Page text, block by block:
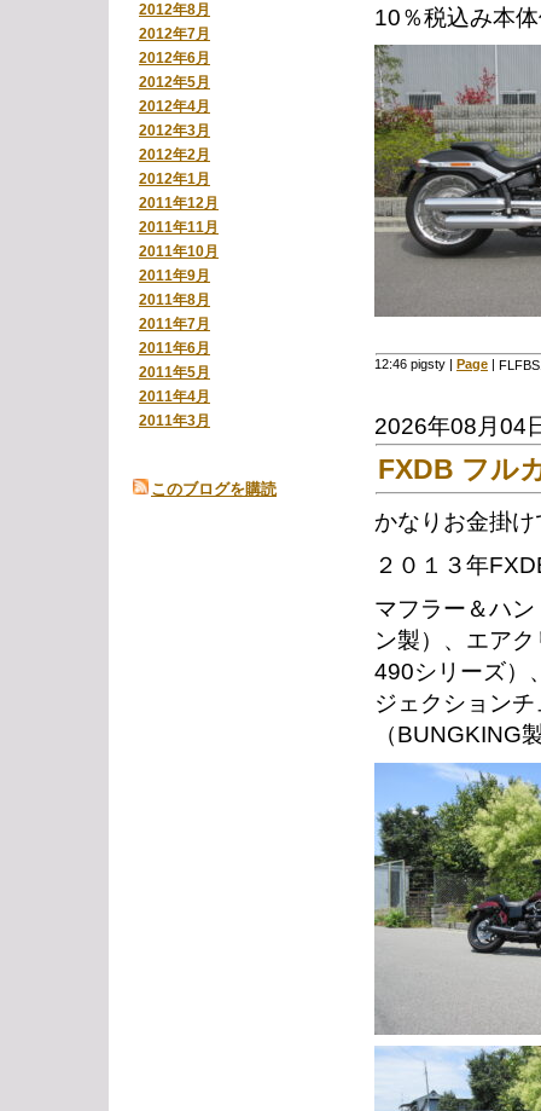
2012年8月
2012年7月
2012年6月
2012年5月
2012年4月
2012年3月
2012年2月
2012年1月
2011年12月
2011年11月
2011年10月
2011年9月
2011年8月
2011年7月
2011年6月
2011年5月
2011年4月
2011年3月
このブログを購読
10％税込み本
12:46 pigsty Page
2026年08月04
FXDB フル
かなりお金掛
２０１３年
マフラー＆ハ
ン製）、エア
490シリーズ）
ジェクション
（